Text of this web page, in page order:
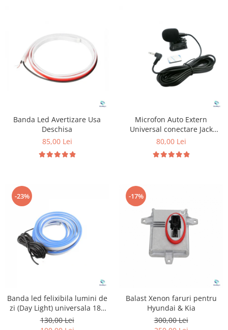
Banda Led Avertizare Usa
Deschisa
85,00 Lei
Microfon Auto Extern
Universal conectare Jack
3.5mm
80,00 Lei
-23%
Banda led felixibila lumini de
zi (Day Light) universala 180
cm
130,00 Lei
-17%
Balast Xenon faruri pentru
Hyundai & Kia
300,00 Lei